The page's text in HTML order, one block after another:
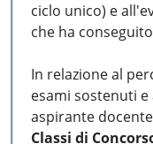
ciclo unico) e
che ha
In relazione al
esami sostenuti
aspirante
Classi di